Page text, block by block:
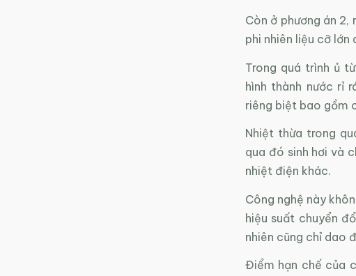
Còn ở phương án
phi nhiên liệu cỡ
Trong quá trình ủ
hình thành nước rỉ
riêng biệt bao gồm
Nhiệt thừa trong
qua đó sinh hơi và
nhiệt điện khác.
Công nghệ này
hiệu suất chuyển
nhiên cũng chỉ dao
Điểm hạn chế của